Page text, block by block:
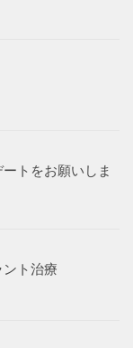
トをお願いしま
ト治療